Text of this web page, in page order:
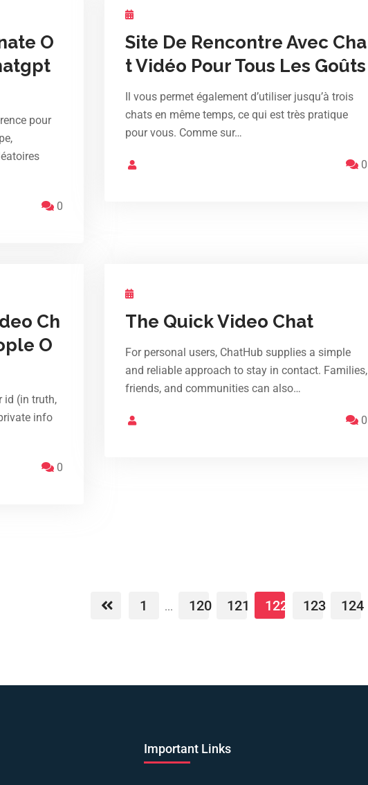
O
pour
0
Site De Rencontre Avec Cha
t Vidéo Pour Tous Les Goûts
Il vous permet également d’utiliser jusqu’à trois
chats en même temps, ce qui est très pratique
pour vous. Comme sur…
0
Ch
O
id (in truth,
info
0
The Quick Video Chat
For personal users, ChatHub supplies a simple
and reliable approach to stay in contact. Families,
friends, and communities can also…
0
1 ... 120 121 122 123 124
Important Links